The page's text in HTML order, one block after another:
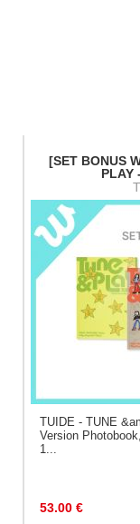
[SET BONUS
PLAY
TUIDE - TUNE
Version
1...
53.00 €